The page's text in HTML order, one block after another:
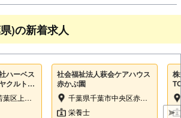
)の新着求人
ハーベス
クルト工
千葉県千葉市若葉区上泉町424-5
社会福祉法人萩会ケアハウス
赤かぶ園
千葉県千葉市中央区赤井町33番1
栄養士